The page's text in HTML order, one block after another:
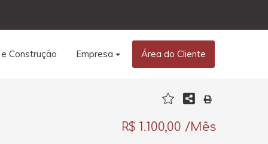
Construção Empresa Área do Cliente
R$ 1.100,00 /Mês